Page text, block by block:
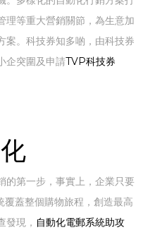
理等重大營銷關節，為生意加
案。科技券知多啲，由科技券
企突圍及申請TVP科技券
的第一步，事實上，企業只要
蓋整個購物旅程，創造最高
發現， 自動化電郵系統助攻